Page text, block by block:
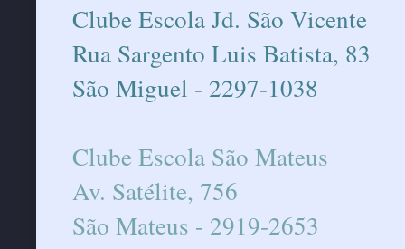
Clube Escola Jd. São Vicente
Rua Sargento Luis Batista, 83
São Miguel - 2297-1038
Clube Escola São Mateus
Av. Satélite, 756
São Mateus - 2919-2653